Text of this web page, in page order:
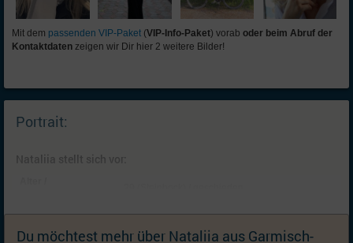
Mit dem passenden VIP-Paket (VIP-Info-Paket) vorab oder beim Abruf der
Kontaktdaten zeigen wir Dir hier 2 weitere Bilder!
Portrait:
Nataliia stellt sich vor:
Kinder:
ein Kind: Sohn (8, lebt bei mir); Können wir
später besprechen
Du möchtest mehr über Nataliia aus Garmisch-